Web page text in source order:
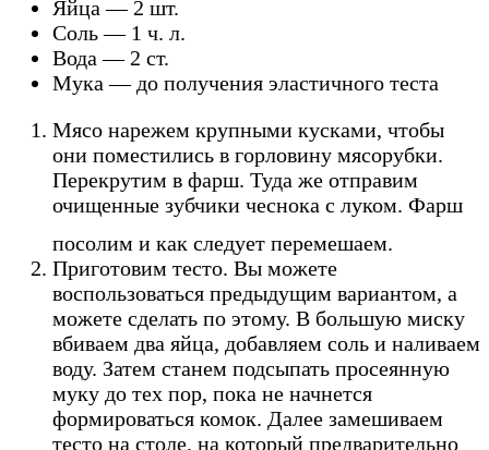
Яйца — 2 шт.
Соль — 1 ч. л.
Вода — 2 ст.
Мука — до получения эластичного теста
Мясо нарежем крупными кусками, чтобы
они поместились в горловину мясорубки.
Перекрутим в фарш. Туда же отправим
очищенные зубчики чеснока с луком. Фарш
посолим и как следует перемешаем.
Приготовим тесто. Вы можете
воспользоваться предыдущим вариантом, а
можете сделать по этому. В большую миску
вбиваем два яйца, добавляем соль и наливаем
воду. Затем станем подсыпать просеянную
муку до тех пор, пока не начнется
формироваться комок. Далее замешиваем
тесто на столе, на который предварительно